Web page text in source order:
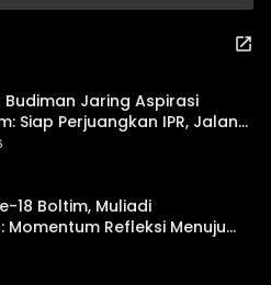
Budiman Jaring Aspirasi
Siap Perjuangkan IPR, Jalan
Pemasaran UMKM
18 Boltim, Muliadi
Momentum Refleksi Menuju
dan Berdaya Saing